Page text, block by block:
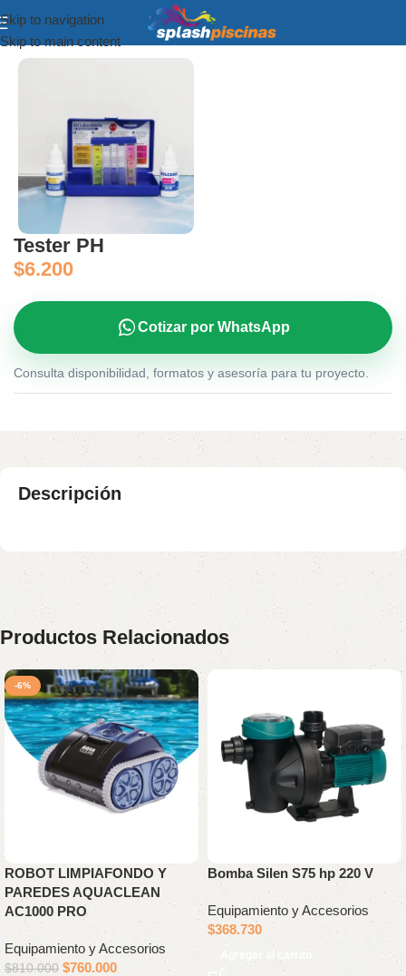
Skip to navigation
Skip to main content
Inicio Equipamiento y Accesorios
Tester PH
$6.200
Cotizar por WhatsApp
Consulta disponibilidad, formatos y asesoría para tu proyecto.
Descripción
Productos Relacionados
-6%
ROBOT LIMPIAFONDO Y
PAREDES AQUACLEAN
AC1000 PRO
Equipamiento y Accesorios
$810.000 $760.000
Bomba Silen S75 hp 220 V
Equipamiento y Accesorios
$368.730
Agregar al carrito